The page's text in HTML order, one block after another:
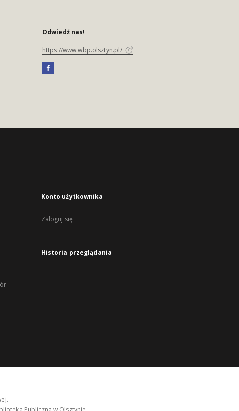
Odwiedź nas!
https://www.wbp.olsztyn.pl/
Konto użytkownika
Zaloguj się
Historia przeglądania